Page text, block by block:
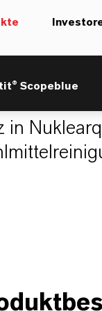
Scopeblue
in